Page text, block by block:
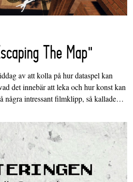
The Map"
av att kolla på hur dataspel kan
det innebär att leka och hur konst kan
några intressant filmklipp, så kallade…